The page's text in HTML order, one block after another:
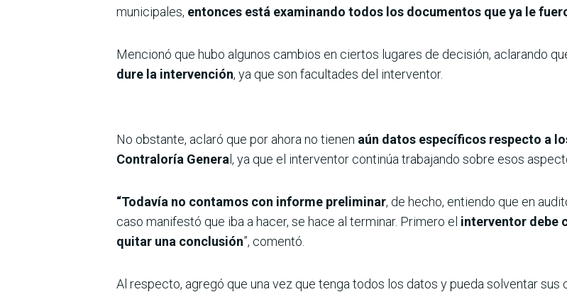
municipales, entonces está examinando todos los documentos que ya le
Mencionó que hubo algunos cambios en ciertos lugares de decisión, aclarando
dure la intervención, ya que son facultades del interventor.
No obstante, aclaró que por ahora no tienen aún datos específicos respecto a
Contraloría General, ya que el interventor continúa trabajando sobre esos
“Todavía no contamos con informe preliminar, de hecho, entiendo que en
caso manifestó que iba a hacer, se hace al terminar. Primero el interventor debe
quitar una conclusión”, comentó.
Al respecto, agregó que una vez que tenga todos los datos y pueda solventar